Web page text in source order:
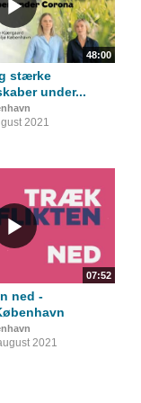
48:00
stærke
under...
2021
07:52
ned -
2021